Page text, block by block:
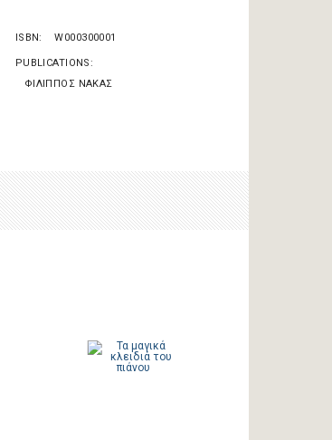
ISBN W000300001
PUBLICATIONS
ΦΙΛΙΠΠΟΣ ΝΑΚΑΣ